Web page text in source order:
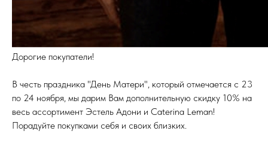
Дорогие покупатели!
В честь праздника "День Матери", который отмечается с 23
по 24 ноября, мы дарим Вам дополнительную скидку 10% на
весь ассортимент Эстель Адони и Caterina Leman!
Порадуйте покупками себя и своих близких.